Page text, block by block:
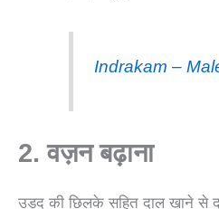
Indrakam –
2. वज़न बढ़ाना
उड़द की छिलके सहित दाल खाने से